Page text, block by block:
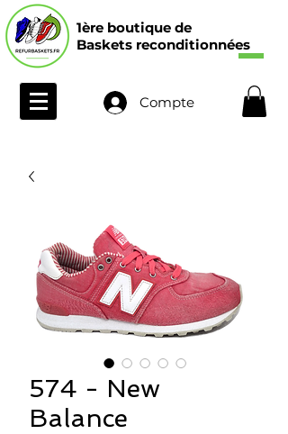
1ère boutique de
Baskets reconditionnées
Compte
574 - New
Balance